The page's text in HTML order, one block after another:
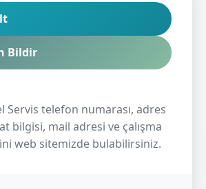
Bildir
Servis telefon numarası, adres
bilgisi, mail adresi ve çalışma
web sitemizde bulabilirsiniz.